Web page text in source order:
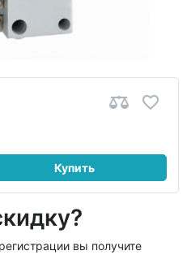
Купить
вы получите